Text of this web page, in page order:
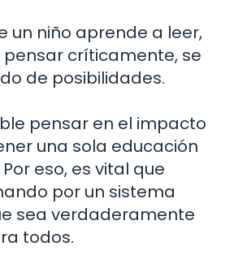
un niño aprende a leer,
pensar críticamente, se
de posibilidades.
pensar en el impacto
una sola educación
eso, es vital que
por un sistema
sea verdaderamente
todos.